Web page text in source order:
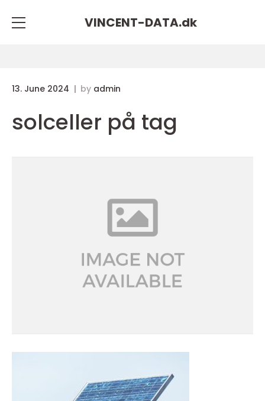
VINCENT-DATA.dk
13. June 2024 by admin
solceller på tag